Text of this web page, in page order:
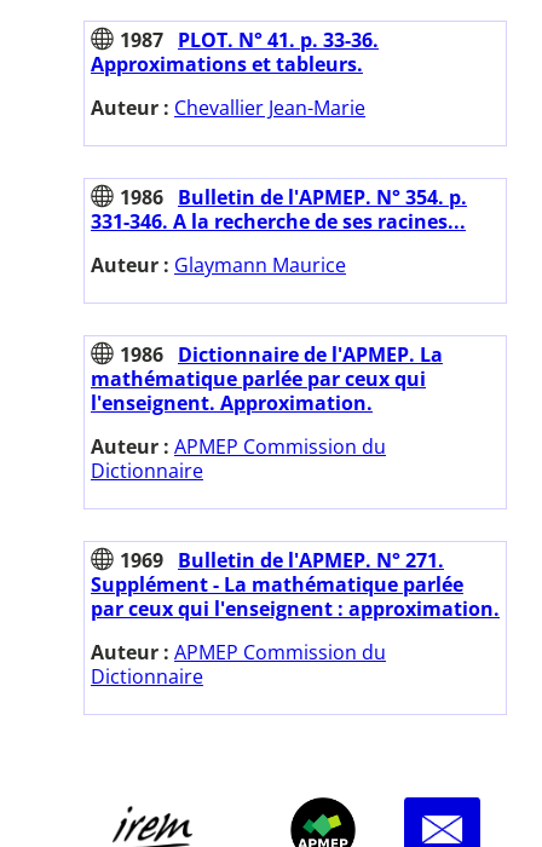
1987 PLOT. N° 41. p. 33-36.
Approximations et tableurs.
Auteur : Chevallier Jean-Marie
1986 Bulletin de l'APMEP. N° 354. p.
331-346. A la recherche de ses racines...
Auteur : Glaymann Maurice
1986 Dictionnaire de l'APMEP. La
mathématique parlée par ceux qui
l'enseignent. Approximation.
Auteur : APMEP Commission du
Dictionnaire
1969 Bulletin de l'APMEP. N° 271.
Supplément - La mathématique parlée
par ceux qui l'enseignent : approximation.
Auteur : APMEP Commission du
Dictionnaire